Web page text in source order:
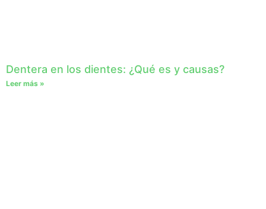
Dentera en los dientes: ¿Qué es y causas?
Leer más »